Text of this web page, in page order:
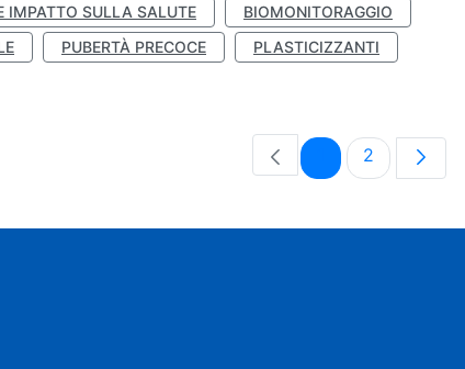
IMPATTO SULLA SALUTE
BIOMONITORAGGIO
PUBERTÀ PRECOCE
PLASTICIZZANTI
PaginaPagina
2